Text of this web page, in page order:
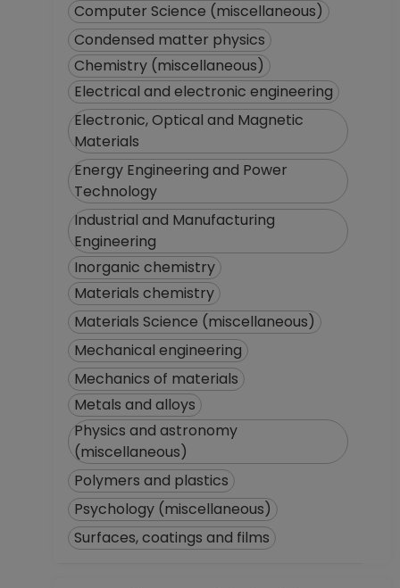
Computer Science (miscellaneous)
Condensed matter physics
Chemistry (miscellaneous)
Electrical and electronic engineering
Electronic, Optical and Magnetic
Materials
Energy Engineering and Power
Technology
Industrial and Manufacturing
Engineering
Inorganic chemistry
Materials chemistry
Materials Science (miscellaneous)
Mechanical engineering
Mechanics of materials
Metals and alloys
Physics and astronomy
(miscellaneous)
Polymers and plastics
Psychology (miscellaneous)
Surfaces, coatings and films